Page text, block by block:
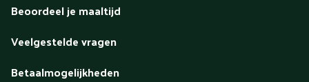
Beoordeel je maaltijd
Veelgestelde vragen
Betaalmogelijkheden